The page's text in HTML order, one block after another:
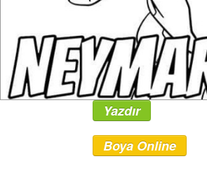
Yazdır
Boya Online